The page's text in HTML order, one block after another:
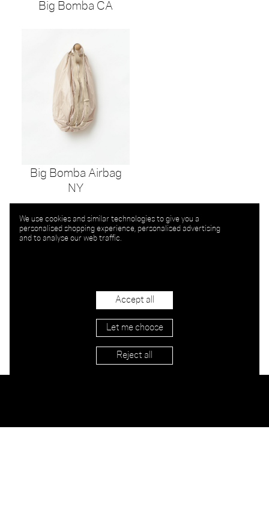
Big Bomba CA
Big Bomba Airbag
NY
Versand & Rücksendung
We use cookies and similar technologies to give you a
personalised shopping experience, personalised advertising
and to analyse our web traffic.
Let me choose
Reject all
Accept all